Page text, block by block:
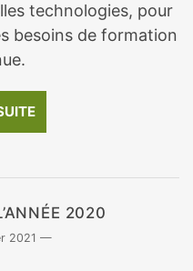
technologies, pour
besoins de formation
2020
2021